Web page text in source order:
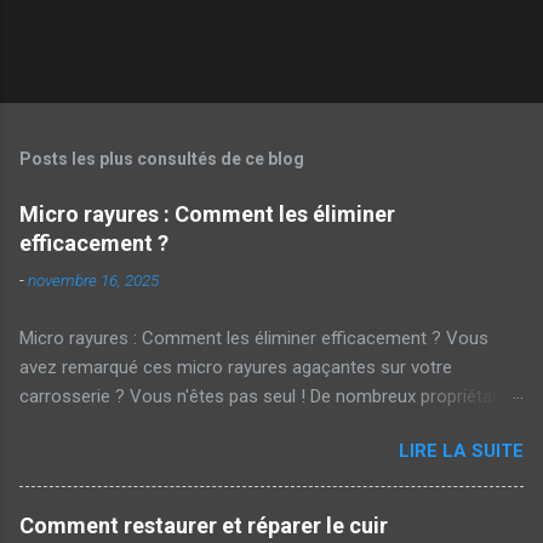
Posts les plus consultés de ce blog
Micro rayures : Comment les éliminer
efficacement ?
-novembre 16, 2025
Micro rayures : Comment les éliminer efficacement ? Vous
avez remarqué ces micro rayures agaçantes sur votre
carrosserie ? Vous n'êtes pas seul ! De nombreux propriétaires
embêtantes . Mais alors, comment les éliminer efficacement ?
Cet article vous dévoile les secrets d'un polissage réussi.
Qu'est-ce qu'une micro rayure ? Les micro rayures sont de
LIRE LA SUITE
Comment restaurer et réparer le cuir